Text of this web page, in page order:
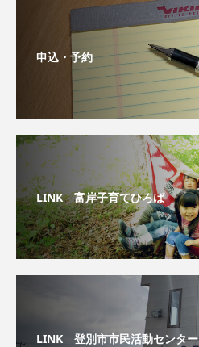
申込・予約
LINK 富岸子育てひろば
LINK 登別市市民活動センター